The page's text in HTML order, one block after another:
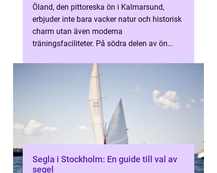
Öland, den pittoreska ön i Kalmarsund,
erbjuder inte bara vacker natur och historisk
charm utan även moderna
träningsfaciliteter. På södra delen av ön
Segla i Stockholm: En guide till val av
segel